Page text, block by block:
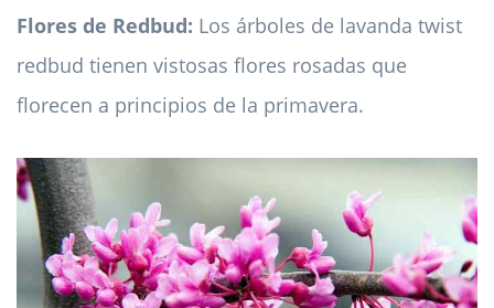
Flores de Redbud: Los árboles de lavanda twist
redbud tienen vistosas flores rosadas que
florecen a principios de la primavera.